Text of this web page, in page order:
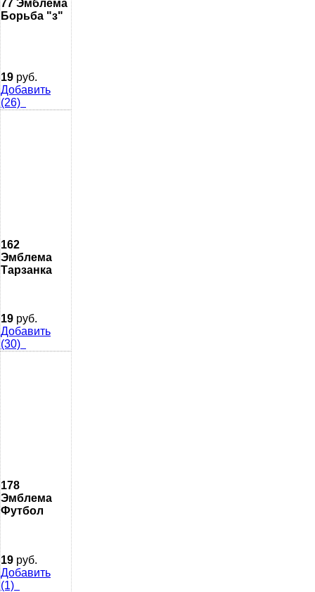
77 Эмблема
Борьба "з"
19 руб.
Добавить
(26)
162
Эмблема
Тарзанка
19 руб.
Добавить
(30)
178
Эмблема
Футбол
19 руб.
Добавить
(1)